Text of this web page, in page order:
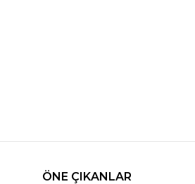
ÖNE ÇIKANLAR